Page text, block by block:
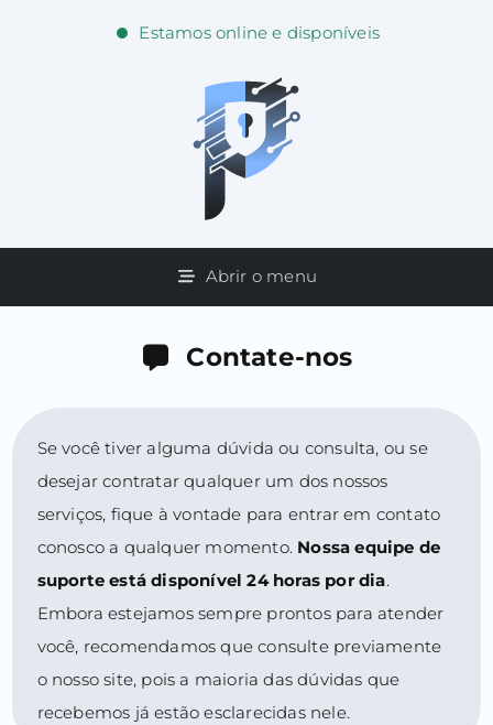
Estamos online e disponíveis
Abrir o menu
Contate-nos
Se você tiver alguma dúvida ou consulta, ou se
desejar contratar qualquer um dos nossos
serviços, fique à vontade para entrar em contato
conosco a qualquer momento. Nossa equipe de
suporte está disponível 24 horas por dia.
Embora estejamos sempre prontos para atender
você, recomendamos que consulte previamente
o nosso site, pois a maioria das dúvidas que
recebemos já estão esclarecidas nele.